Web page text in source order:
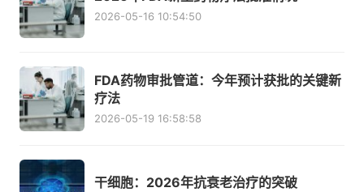
2026-05-16 10:54:50
FDA药物审批管道：今年预计获批的关键新
疗法
2026-05-19 16:58:58
干细胞：2026年抗衰老治疗的突破